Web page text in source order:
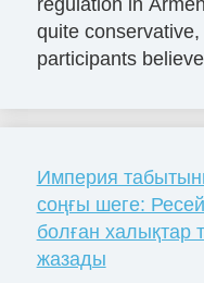
quite
participants
Империя
соңғы шеге:
болған халықтар
жазады